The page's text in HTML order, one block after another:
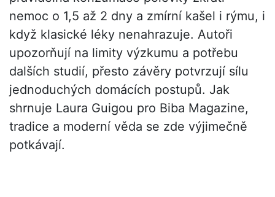
nemoc o 1,5 až 2 dny a zmírní kašel i rýmu, i
když klasické léky nenahrazuje. Autoři
upozorňují na limity výzkumu a potřebu
dalších studií, přesto závěry potvrzují sílu
jednoduchých domácích postupů. Jak
shrnuje Laura Guigou pro Biba Magazine,
tradice a moderní věda se zde výjimečně
potkávají.